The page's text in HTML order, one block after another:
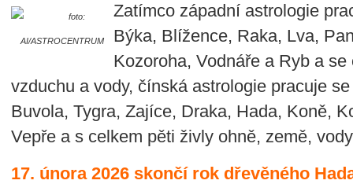
foto:
AI/ASTROCENTRUM
Zatímco západní astrologie
Býka, Blížence, Raka, Lva,
Kozoroha, Vodnáře a Ryb a
vzduchu a vody, čínská astrologie pracuje
Buvola, Tygra, Zajíce, Draka, Hada, Koně,
Vepře a s celkem pěti živly ohně, země,
17. února 2026 skončí rok dřevěného